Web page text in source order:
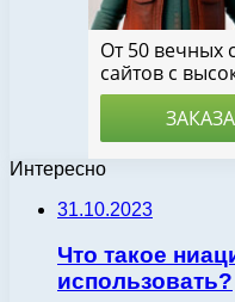
Интересно
31.10.2023
Что такое
использовать?